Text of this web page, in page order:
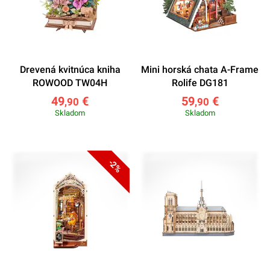
Drevená kvitnúca kniha
ROWOOD TW04H
49,90 €
Skladom
Mini horská chata A-Frame
Rolife DG181
59,90 €
Skladom
-2%